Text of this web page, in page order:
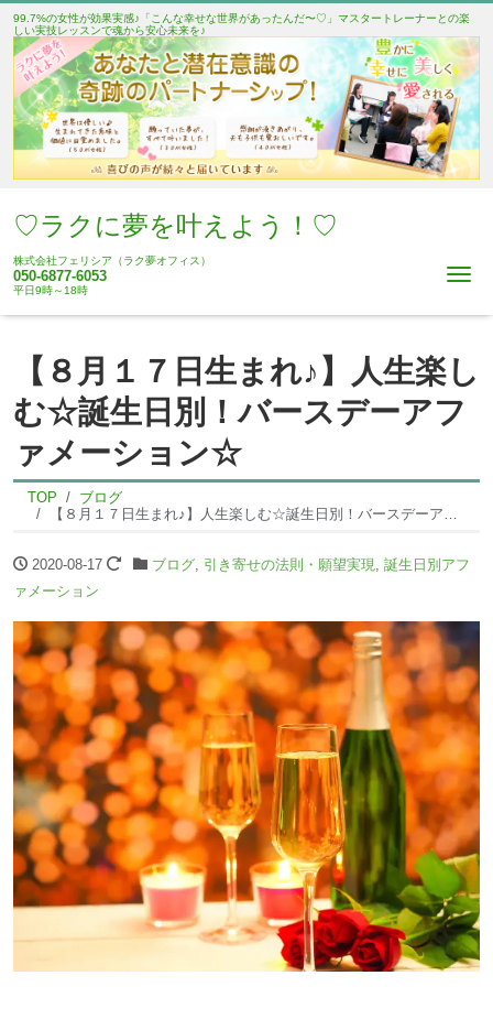
99.7%の女性が効果実感♪「こんな幸せな世界があったんだ〜♡」マスタートレーナーとの楽
しい実技レッスンで魂から安心未来を♪
♡ラクに夢を叶えよう！♡
株式会社フェリシア（ラク夢オフィス）
050-6877-6053
平日9時～18時
【８月１７日生まれ♪】人生楽し
む☆誕生日別！バースデーアフ
ァメーション☆
TOP
ブログ
【８月１７日生まれ♪】人生楽しむ☆誕生日別！バースデーアファメーション☆
2020-08-17 ブログ, 引き寄せの法則・願望実現
誕生日別アフ
ァメーション